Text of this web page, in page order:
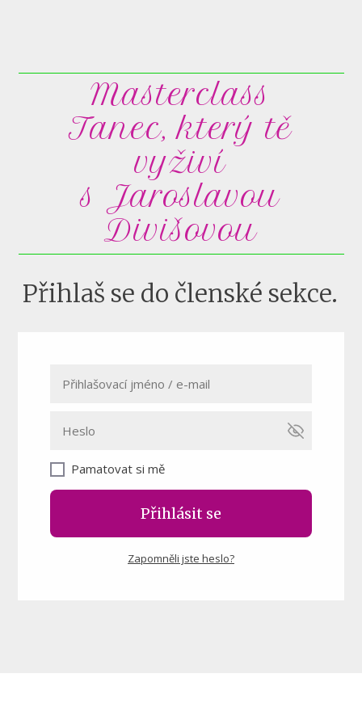
Masterclass
Tanec, který tě
vyživí
s Jaroslavou
Divišovou
Přihlaš se do členské sekce.
Pamatovat si mě
Přihlásit se
Zapomněli jste heslo?